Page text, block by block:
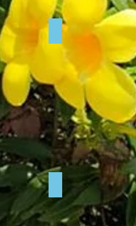
la distribution des layettes
AF est venue nous rejoindre pour la
Visite post-natale
flashy Terenkyo